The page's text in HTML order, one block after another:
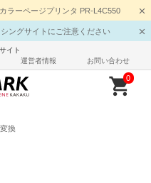
ラーページプリンタ PR-L4C550
ングサイトにご注意ください
イト
運営者情報 お問い合わせ
0
換